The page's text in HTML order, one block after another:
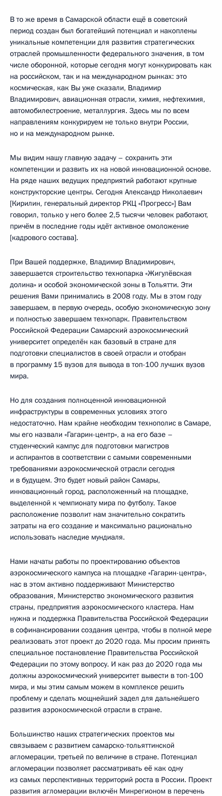
В то же время в Самарской области ещё в советский
период создан был богатейший потенциал и накоплены
уникальные компетенции для развития стратегических
отраслей промышленности федерального значения, в том
числе оборонной, которые сегодня могут конкурировать как
на российском, так и на международном рынках: это
космическая, как Вы уже сказали, Владимир
Владимирович, авиационная отрасли, химия, нефтехимия,
автомобилестроение, металлургия. Здесь мы по всем
направлениям конкурируем не только внутри России,
но и на международном рынке.
Мы видим нашу главную задачу – сохранить эти
компетенции и развить их на новой инновационной основе.
На ряде наших ведущих предприятий работают крупные
конструкторские центры. Сегодня Александр Николаевич
[Кирилин, генеральный директор РКЦ «Прогресс»] Вам
говорил, только у него более 2,5 тысячи человек работают,
причём в последние годы идёт активное омоложение
[кадрового состава].
При Вашей поддержке, Владимир Владимирович,
завершается строительство технопарка «Жигулёвская
долина» и особой экономической зоны в Тольятти. Эти
решения Вами принимались в 2008 году. Мы в этом году
завершаем, в первую очередь, особую экономическую зону
и полностью завершаем технопарк. Правительством
Российской Федерации Самарский аэрокосмический
университет определён как базовый в стране для
подготовки специалистов в своей отрасли и отобран
в программу 15 вузов для вывода в топ-100 лучших вузов
мира.
Но для создания полноценной инновационной
инфраструктуры в современных условиях этого
недостаточно. Нам крайне необходим технополис в Самаре,
мы его назвали «Гагарин-центр», а на его базе –
студенческий кампус для подготовки магистров
и аспирантов в соответствии с самыми современными
требованиями аэрокосмической отрасли сегодня
и в будущем. Это будет новый район Самары,
инновационный город, расположенный на площадке,
выделенной к чемпионату мира по футболу. Такое
расположение позволит нам значительно сократить
затраты на его создание и максимально рационально
использовать наследие мундиаля.
Нами начаты работы по проектированию объектов
аэрокосмического кампуса на площадке «Гагарин-центра»,
нас в этом активно поддерживают Министерство
образования, Министерство экономического развития
страны, предприятия аэрокосмического кластера. Нам
нужна и поддержка Правительства Российской Федерации
в софинансировании создания центра, чтобы в полной мере
реализовать этот проект до 2020 года. Мы просим принять
специальное постановление Правительства Российской
Федерации по этому вопросу. И как раз до 2020 года мы
должны аэрокосмический университет вывести в топ-100
мира, и мы этим самым можем в комплексе решить
проблему и сделать мощнейший задел для дальнейшего
развития аэрокосмической отрасли в стране.
Большинство наших стратегических проектов мы
связываем с развитием самарско-тольяттинской
агломерации, третьей по величине в стране. Потенциал
агломерации позволяет рассматривать её как одну
из самых перспективных территорий роста в России. Проект
развития агломерации включён Минрегионом в перечень